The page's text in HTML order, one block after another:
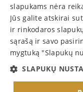
Return
Announcements
slapukams nėra
Jūs galite atskirai
ir rinkodaros
sąrašą ir savo
mygtuką "Slapukų
SLAPUKŲ